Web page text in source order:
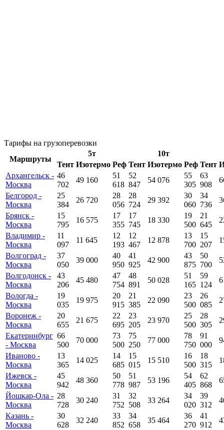
Тарифы на грузоперевозки
Маршруты
5т
10т
Тент Изотермо Реф Тент Изотермо Реф Тент
Архангельск -
Москва
46
702
49 160
51
618
52
847
54 076
55
305
63
908
Белгород -
Москва
25
384
26 720
28
056
28
724
29 392
30
060
34
736
Брянск -
Москва
15
795
16 575
17
355
17
745
18 330
19
500
21
645
Владимир -
Москва
11
097
11 645
12
193
12
467
12 878
13
700
15
207
Волгоград -
Москва
37
050
39 000
40
950
41
925
42 900
43
875
50
700
Волгодонск -
Москва
43
206
45 480
47
754
48
891
50 028
51
165
59
124
Вологда -
Москва
19
035
19 975
20
915
21
385
22 090
23
500
26
085
Воронеж -
Москва
20
655
21 675
22
695
23
205
23 970
25
500
28
305
Екатеринбург
- Москва
66
500
70 000
73
500
75
250
77 000
78
750
91
000
Иваново -
Москва
13
365
14 025
14
685
15
015
15 510
16
500
18
315
Ижевск -
Москва
45
942
48 360
50
778
51
987
53 196
54
405
62
868
Йошкар-Ола -
Москва
28
728
30 240
31
752
32
508
33 264
34
020
39
312
Казань -
Москва
30
628
32 240
33
852
34
658
35 464
36
270
41
912